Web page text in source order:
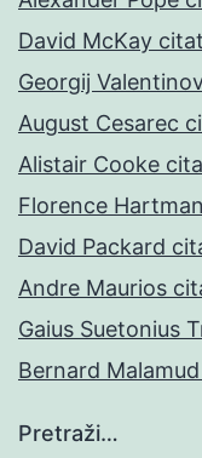
David McKay citat
Georgij
August Cesarec
Alistair Cooke
Florence
David Packard
Andre Maurios
Gaius Suetonius
Bernard
Pretraži…